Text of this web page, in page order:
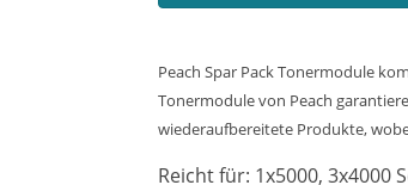
Peach Spar Pack Tonermodule
Tonermodule von Peach
wiederaufbereitete Produkte,
Reicht für: 1x5000, 3x4000